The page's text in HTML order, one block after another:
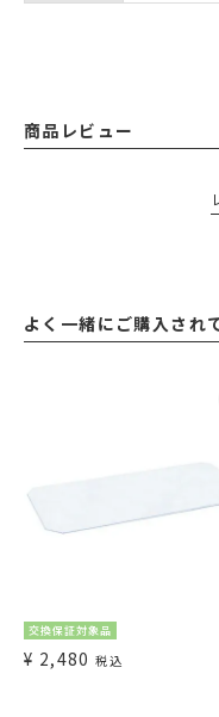
商品レビュー
よく一緒にご購入され
交換保証対象品
¥ 2,480 税込